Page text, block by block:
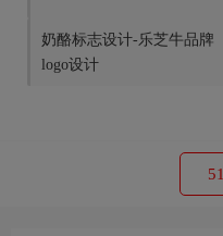
奶酪标志设计-乐芝牛品牌
logo设计
51